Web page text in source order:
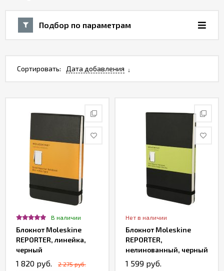
Подбор по параметрам
Сортировать: Дата добавления
В наличии
Блокнот Moleskine
REPORTER, линейка,
черный
1 820 руб. 2 275 руб.
Нет в наличии
Блокнот Moleskine
REPORTER,
нелинованный, черный
1 599 руб.